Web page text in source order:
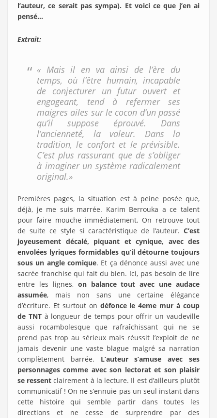
l’auteur, ce serait pas sympa). Et voici ce que j’en ai
pensé…
Extrait:
« Mais il en va ainsi de l’ère du
temps, où l’être humain, incapable
de conjecturer un futur ouvert et
engageant, tend à refermer ses
maigres ailes sur le cocon d’un passé
qu’il suppose éprouvé. Dans
l’ancienneté, la valeur. Dans la
tradition, le confort et le prévisible.
C’est plus rassurant que de s’obliger
à imaginer un système radicalement
original.»
Premières pages, la situation est à peine posée que,
déjà, je me suis marrée. Karim Berrouka a ce talent
pour faire mouche immédiatement. On retrouve tout
de suite ce style si caractéristique de l’auteur. C’est
joyeusement décalé, piquant et cynique, avec des
envolées lyriques formidables qu’il détourne toujours
sous un angle comique. Et ça dénonce aussi avec une
sacrée franchise qui fait du bien. Ici, pas besoin de lire
entre les lignes, on balance tout avec une audace
assumée, mais non sans une certaine élégance
d’écriture. Et surtout on défonce le 4eme mur à coup
de TNT à longueur de temps pour offrir un vaudeville
aussi rocambolesque que rafraîchissant qui ne se
prend pas trop au sérieux mais réussit l’exploit de ne
jamais devenir une vaste blague malgré sa narration
complètement barrée. L’auteur s’amuse avec ses
personnages comme avec son lectorat et son plaisir
se ressentclairement à la lecture. Il est d’ailleurs plutôt
communicatif ! On ne s’ennuie pas un seul instant dans
cette histoire qui semble partir dans toutes les
directions et ne cesse de surprendre par des